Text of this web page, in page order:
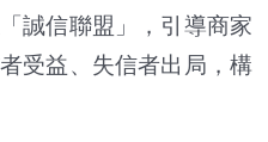
誠信聯盟」，引導商家
受益、失信者出局，構